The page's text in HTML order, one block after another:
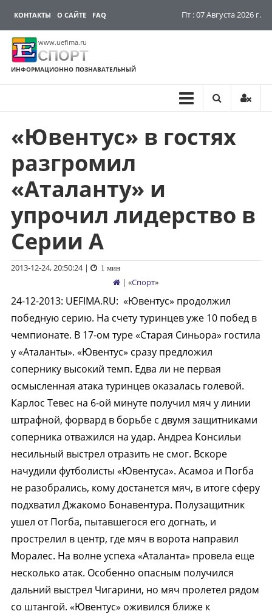
КОНТАКТЫ О САЙТЕ FAQ Пт : 07 Августа 2026 г.
www.uefima.ru
СПОРТ
ИНФОРМАЦИОННО ПОЗНАВАТЕЛЬНЫЙ
Перейти
содержимому
«Ювентус» в гостях
разгромил
«Аталанту» и
упрочил лидерство в
Серии А
2013-12-24, 20:50:24| 1 мин
| «Спорт»
24-12-2013: UEFIMA.RU: «Ювентус» продолжил
победную серию. На счету туринцев уже 10 побед в
чемпионате. В 17-ом туре «Старая Синьора» гостила
у «Аталанты». «Ювентус» сразу предложил
сопернику высокий темп. Едва ли не первая
осмысленная атака туринцев оказалась голевой.
Карлос Тевес на 6-ой минуте получил мяч у линии
штрафной, форвард в борьбе с двумя защитниками
соперника отважился на удар. Андреа Консильи
несильный выстрел отразить не смог. Вскоре
начудили футболисты «Ювентуса». Асамоа и Погба
не разобрались, кому достанется мяч, в итоге сферу
подхватил Джакомо Бонавентура. Полузащитник
ушел от Погба, пытавшегося его догнать, и
прострелил в центр, где мяч в ворота направил
Моралес. На волне успеха «Аталанта» провела еще
несколько атак. Особенно опасным получился
дальний выстрел Чигарини, но мяч пролетел рядом
со штангой. «Ювентус» оживился ближе к